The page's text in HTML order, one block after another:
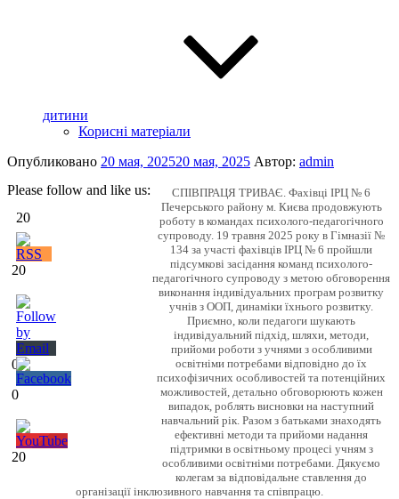
дитини
Корисні матеріали
Опубликовано 20 мая, 202520 мая, 2025 Автор: admin
Please follow and like us:
20
20
0
0
20
СПІВПРАЦЯ ТРИВАЄ. Фахівці ІРЦ № 6
Печерського району м. Києва продовжують
роботу в командах психолого-педагогічного
супроводу. 19 травня 2025 року в Гімназії №
134 за участі фахівців ІРЦ № 6 пройшли
підсумкові засідання команд психолого-
педагогічного супроводу з метою обговорення
виконання індивідуальних програм розвитку
учнів з ООП, динаміки їхнього розвитку.
Приємно, коли педагоги шукають
індивідуальний підхід, шляхи, методи,
прийоми роботи з учнями з особливими
освітніми потребами відповідно до їх
психофізичних особливостей та потенційних
можливостей, детально обговорюють кожен
випадок, роблять висновки на наступний
навчальний рік. Разом з батьками знаходять
ефективні методи та прийоми надання
підтримки в освітньому процесі учням з
особливими освітніми потребами. Дякуємо
колегам за відповідальне ставлення до
організації інклюзивного навчання та співпрацю.